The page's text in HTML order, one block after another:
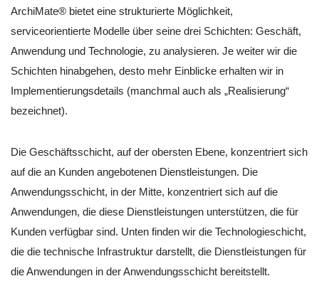
ArchiMate® bietet eine strukturierte Möglichkeit,
serviceorientierte Modelle über seine drei Schichten: Geschäft,
Anwendung und Technologie, zu analysieren. Je weiter wir die
Schichten hinabgehen, desto mehr Einblicke erhalten wir in
Implementierungsdetails (manchmal auch als „Realisierung“
bezeichnet).
Die Geschäftsschicht, auf der obersten Ebene, konzentriert sich
auf die an Kunden angebotenen Dienstleistungen. Die
Anwendungsschicht, in der Mitte, konzentriert sich auf die
Anwendungen, die diese Dienstleistungen unterstützen, die für
Kunden verfügbar sind. Unten finden wir die Technologieschicht,
die die technische Infrastruktur darstellt, die Dienstleistungen für
die Anwendungen in der Anwendungsschicht bereitstellt.